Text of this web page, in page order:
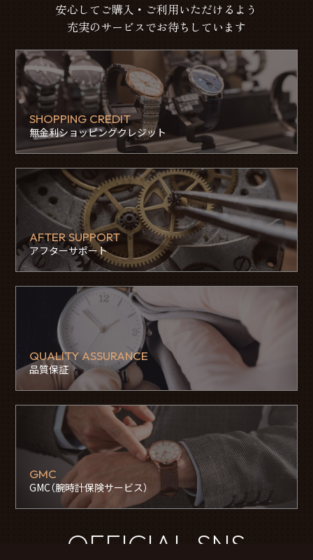
安心してご購入・ご利用いただけるよう
充実のサービスでお待ちしています
SHOPPING CREDIT
無金利ショッピングクレジット
AFTER SUPPORT
アフターサポート
QUALITY ASSURANCE
品質保証
GMC
GMC（腕時計保険サービス）
OFFICIAL SNS